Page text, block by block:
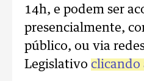
14h, e podem ser
presencialmente,
público, ou via
Legislativo clicando